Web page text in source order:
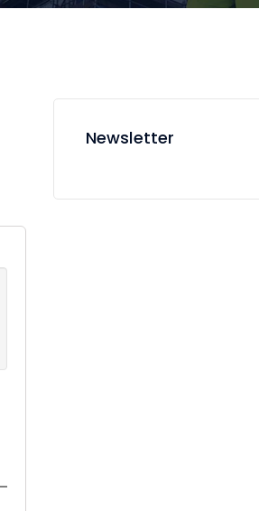
Newsletter